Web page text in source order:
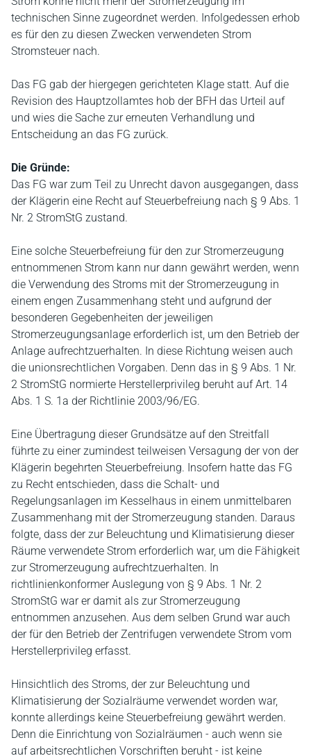
technischen Sinne zugeordnet werden. Infolgedessen erhob
es für den zu diesen Zwecken verwendeten Strom
Stromsteuer nach.
Das FG gab der hiergegen gerichteten Klage statt. Auf die
Revision des Hauptzollamtes hob der BFH das Urteil auf
und wies die Sache zur erneuten Verhandlung und
Entscheidung an das FG zurück.
Die Gründe:
Das FG war zum Teil zu Unrecht davon ausgegangen, dass
der Klägerin eine Recht auf Steuerbefreiung nach § 9 Abs. 1
Nr. 2 StromStG zustand.
Eine solche Steuerbefreiung für den zur Stromerzeugung
entnommenen Strom kann nur dann gewährt werden, wenn
die Verwendung des Stroms mit der Stromerzeugung in
einem engen Zusammenhang steht und aufgrund der
besonderen Gegebenheiten der jeweiligen
Stromerzeugungsanlage erforderlich ist, um den Betrieb der
Anlage aufrechtzuerhalten. In diese Richtung weisen auch
die unionsrechtlichen Vorgaben. Denn das in § 9 Abs. 1 Nr.
2 StromStG normierte Herstellerprivileg beruht auf Art. 14
Abs. 1 S. 1a der Richtlinie 2003/96/EG.
Eine Übertragung dieser Grundsätze auf den Streitfall
führte zu einer zumindest teilweisen Versagung der von der
Klägerin begehrten Steuerbefreiung. Insofern hatte das FG
zu Recht entschieden, dass die Schalt- und
Regelungsanlagen im Kesselhaus in einem unmittelbaren
Zusammenhang mit der Stromerzeugung standen. Daraus
folgte, dass der zur Beleuchtung und Klimatisierung dieser
Räume verwendete Strom erforderlich war, um die Fähigkeit
zur Stromerzeugung aufrechtzuerhalten. In
richtlinienkonformer Auslegung von § 9 Abs. 1 Nr. 2
StromStG war er damit als zur Stromerzeugung
entnommen anzusehen. Aus dem selben Grund war auch
der für den Betrieb der Zentrifugen verwendete Strom vom
Herstellerprivileg erfasst.
Hinsichtlich des Stroms, der zur Beleuchtung und
Klimatisierung der Sozialräume verwendet worden war,
konnte allerdings keine Steuerbefreiung gewährt werden.
Denn die Einrichtung von Sozialräumen - auch wenn sie
auf arbeitsrechtlichen Vorschriften beruht - ist keine